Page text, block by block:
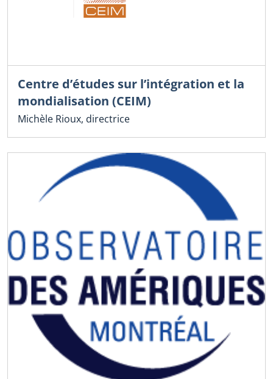
Centre d’études sur l’intégration et la
mondialisation (CEIM)
Michèle Rioux, directrice